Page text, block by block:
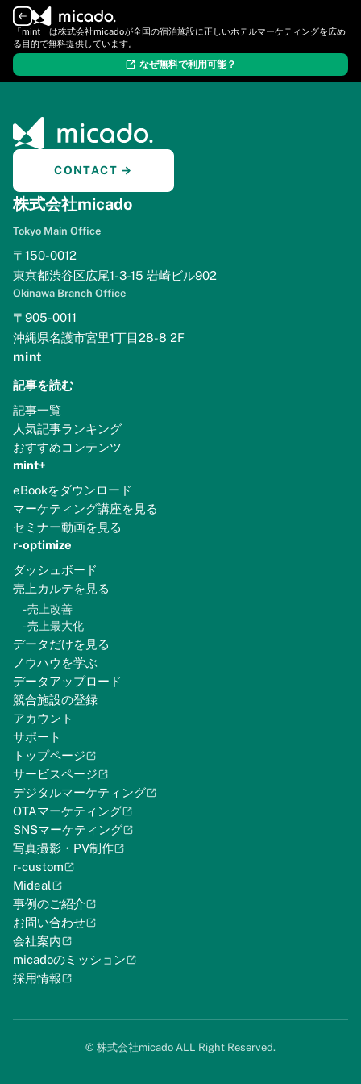
「mint」は株式会社micadoが全国の宿泊施設に正しいホテルマーケティングを広め
る目的で無料提供しています。
なぜ無料で利用可能？
ログイン 新規登録
CONTACT →
株式会社micado
Tokyo Main Office
〒150-0012
東京都渋谷区広尾1-3-15 岩崎ビル902
Okinawa Branch Office
〒905-0011
沖縄県名護市宮里1丁目28-8 2F
mint
記事を読む
記事一覧
人気記事ランキング
おすすめコンテンツ
mint+
eBookをダウンロード
マーケティング講座を見る
セミナー動画を見る
r-optimize
ダッシュボード
売上カルテを見る
-売上改善
-売上最大化
データだけを見る
ノウハウを学ぶ
データアップロード
競合施設の登録
アカウント
サポート
トップページ
サービスページ
デジタルマーケティング
OTAマーケティング
SNSマーケティング
写真撮影・PV制作
r-custom
Mideal
事例のご紹介
お問い合わせ
会社案内
micadoのミッション
採用情報
©︎ 株式会社micado ALL Right Reserved.